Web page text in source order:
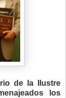
de la Ilustre
los